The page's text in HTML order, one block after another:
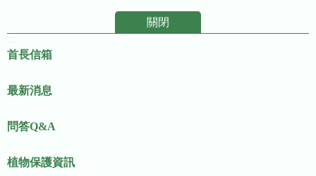
關閉
首長信箱
最新消息
問答Q&A
植物保護資訊